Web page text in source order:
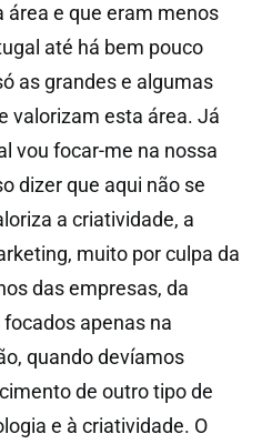
área e que eram menos
até há bem pouco
as grandes e algumas
valorizam esta área. Já
vou focar-me na nossa
dizer que aqui não se
a criatividade, a
muito por culpa da
das empresas, da
apenas na
quando devíamos
de outro tipo de
e à criatividade. O